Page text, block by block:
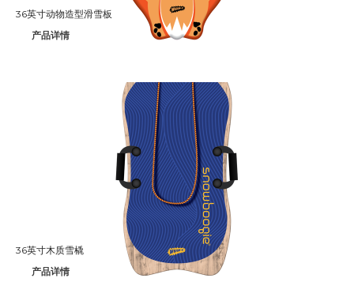
36英寸动物造型滑雪板
产品详情
36英寸木质雪橇
产品详情